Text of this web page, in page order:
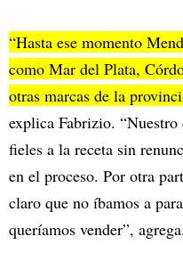
“Hasta ese momento
como Mar del Plata,
otras marcas de la
explica Fabrizio.
fieles a la receta sin
en el proceso. Por otra
claro que no íbamos a
queríamos vender”, agrega.